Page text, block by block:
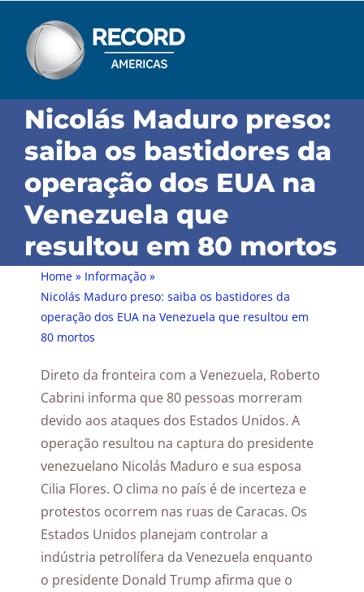
content
Nicolás Maduro preso:
saiba os bastidores da
operação dos EUA na
Venezuela que
resultou em 80 mortos
Home» Informação»
Nicolás Maduro preso: saiba os bastidores da
operação dos EUA na Venezuela que resultou em
80 mortos
Direto da fronteira com a Venezuela, Roberto
Cabrini informa que 80 pessoas morreram
devido aos ataques dos Estados Unidos. A
operação resultou na captura do presidente
venezuelano Nicolás Maduro e sua esposa
Cilia Flores. O clima no país é de incerteza e
protestos ocorrem nas ruas de Caracas. Os
Estados Unidos planejam controlar a
indústria petrolífera da Venezuela enquanto
o presidente Donald Trump afirma que o